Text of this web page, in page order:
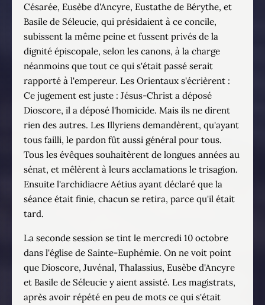
Césarée, Eusèbe d'Ancyre, Eustathe de Bérythe, et
Basile de Séleucie, qui présidaient à ce concile,
subissent la même peine et fussent privés de la
dignité épiscopale, selon les canons, à la charge
néanmoins que tout ce qui s'était passé serait
rapporté à l'empereur. Les Orientaux s'écrièrent :
Ce jugement est juste : Jésus-Christ a déposé
Dioscore, il a déposé l'homicide. Mais ils ne dirent
rien des autres. Les Illyriens demandèrent, qu'ayant
tous failli, le pardon fût aussi général pour tous.
Tous les évêques souhaitèrent de longues années au
sénat, et mêlèrent à leurs acclamations le trisagion.
Ensuite l'archidiacre Aétius ayant déclaré que la
séance était finie, chacun se retira, parce qu'il était
tard.
La seconde session se tint le mercredi 10 octobre
dans l'église de Sainte-Euphémie. On ne voit point
que Dioscore, Juvénal, Thalassius, Eusèbe d'Ancyre
et Basile de Séleucie y aient assisté. Les magistrats,
après avoir répété en peu de mots ce qui s'était